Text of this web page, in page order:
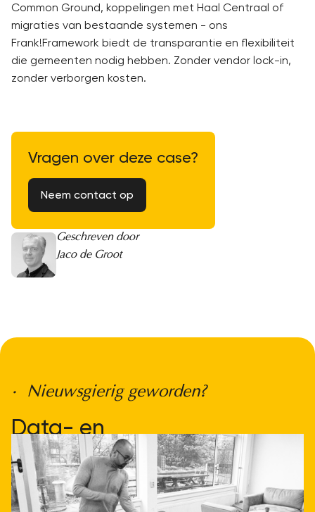
Common Ground, koppelingen met Haal Centraal of
migraties van bestaande systemen - ons
Frank!Framework biedt de transparantie en flexibiliteit
die gemeenten nodig hebben. Zonder vendor lock-in,
zonder verborgen kosten.
Vragen over deze case?
Neem contact op
Geschreven door
Jaco de Groot
• Nieuwsgierig geworden?
Data- en
applicatieintegratie hoeft
niet ingewikkeld te zijn.